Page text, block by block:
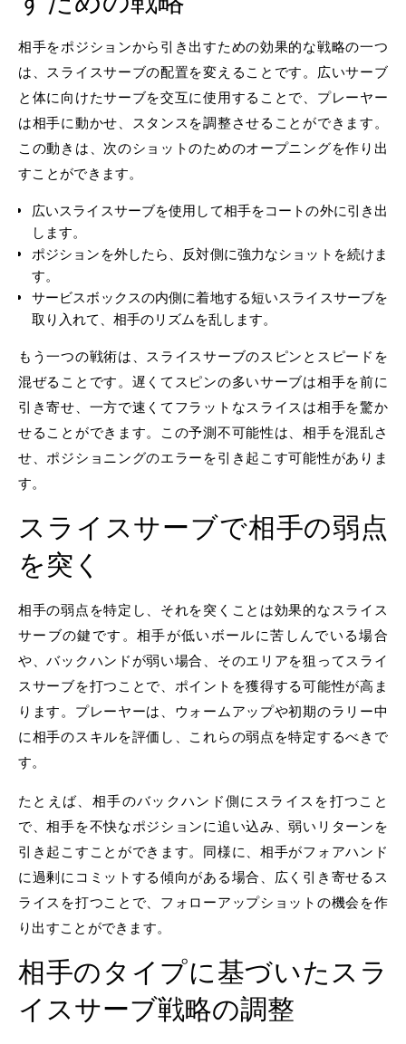
相手をポジションから引き出すための効果的な戦略の一つ
は、スライスサーブの配置を変えることです。広いサーブ
と体に向けたサーブを交互に使用することで、プレーヤー
は相手に動かせ、スタンスを調整させることができます。
この動きは、次のショットのためのオープニングを作り出
すことができます。
広いスライスサーブを使用して相手をコートの外に引き出
します。
ポジションを外したら、反対側に強力なショットを続けま
す。
サービスボックスの内側に着地する短いスライスサーブを
取り入れて、相手のリズムを乱します。
もう一つの戦術は、スライスサーブのスピンとスピードを
混ぜることです。遅くてスピンの多いサーブは相手を前に
引き寄せ、一方で速くてフラットなスライスは相手を驚か
せることができます。この予測不可能性は、相手を混乱さ
せ、ポジショニングのエラーを引き起こす可能性がありま
す。
スライスサーブで相手の弱点
を突く
相手の弱点を特定し、それを突くことは効果的なスライス
サーブの鍵です。相手が低いボールに苦しんでいる場合
や、バックハンドが弱い場合、そのエリアを狙ってスライ
スサーブを打つことで、ポイントを獲得する可能性が高ま
ります。プレーヤーは、ウォームアップや初期のラリー中
に相手のスキルを評価し、これらの弱点を特定するべきで
す。
たとえば、相手のバックハンド側にスライスを打つこと
で、相手を不快なポジションに追い込み、弱いリターンを
引き起こすことができます。同様に、相手がフォアハンド
に過剰にコミットする傾向がある場合、広く引き寄せるス
ライスを打つことで、フォローアップショットの機会を作
り出すことができます。
相手のタイプに基づいたスラ
イスサーブ戦略の調整